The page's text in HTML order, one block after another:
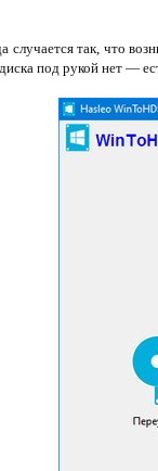
случается так, что
под рукой нет —